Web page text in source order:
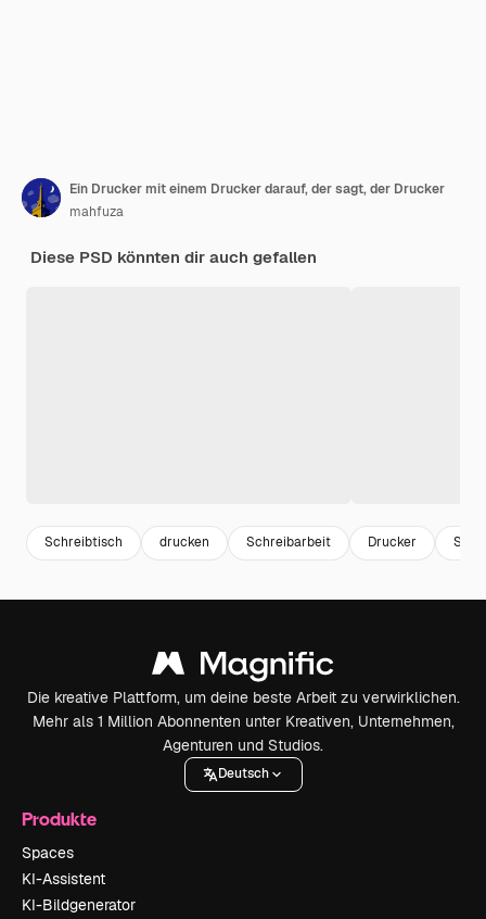
Ein Drucker mit einem Drucker darauf, der sagt, der Drucker
mahfuza
Diese PSD könnten dir auch gefallen
Schreibtisch drucken Schreibarbeit Drucker Scan
Die kreative Plattform, um deine beste Arbeit zu verwirklichen.
Mehr als 1 Million Abonnenten unter Kreativen, Unternehmen,
Agenturen und Studios.
Deutsch
Produkte
Spaces
KI-Assistent
KI-Bildgenerator